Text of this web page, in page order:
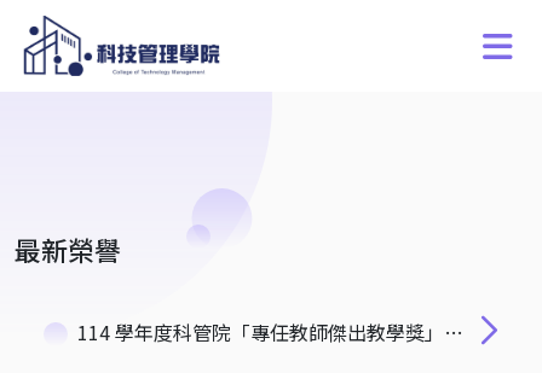
最新榮譽
114 學年度科管院「專任教師傑出教學獎」得獎名單